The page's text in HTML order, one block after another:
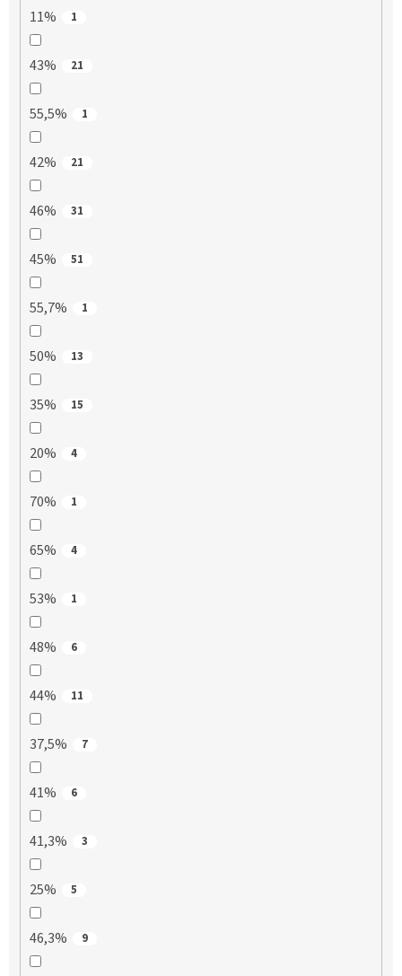
11% 1
43% 21
55,5% 1
42% 21
46% 31
45% 51
55,7% 1
50% 13
35% 15
20% 4
70% 1
65% 4
53% 1
48% 6
44% 11
37,5% 7
41% 6
41,3% 3
25% 5
46,3% 9